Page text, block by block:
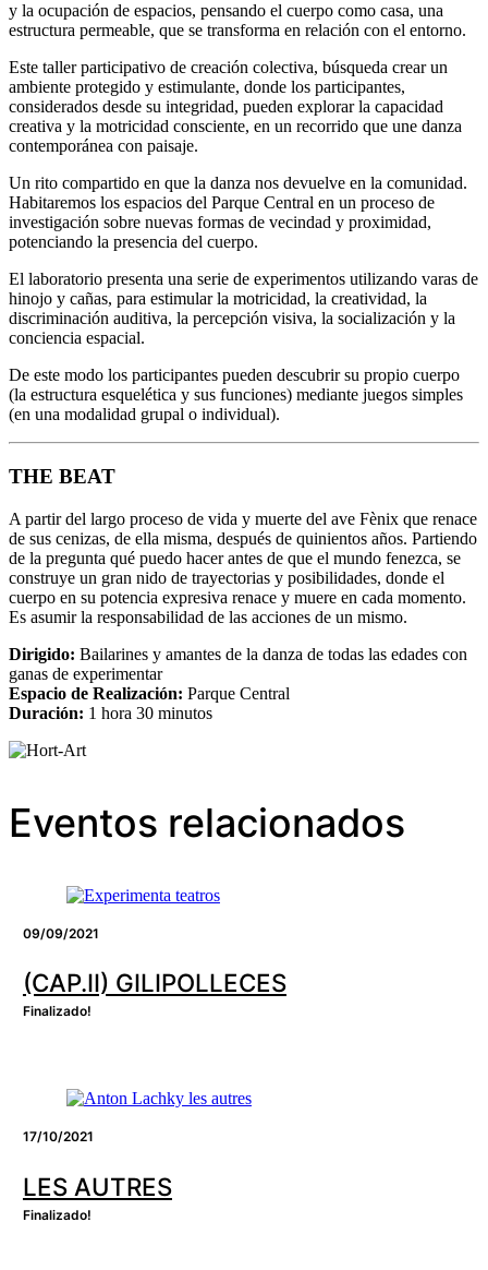
y la ocupación de espacios, pensando el cuerpo como casa, una
estructura permeable, que se transforma en relación con el entorno.
Este taller participativo de creación colectiva, búsqueda crear un
ambiente protegido y estimulante, donde los participantes,
considerados desde su integridad, pueden explorar la capacidad
creativa y la motricidad consciente, en un recorrido que une danza
contemporánea con paisaje.
Un rito compartido en que la danza nos devuelve en la comunidad.
Habitaremos los espacios del Parque Central en un proceso de
investigación sobre nuevas formas de vecindad y proximidad,
potenciando la presencia del cuerpo.
El laboratorio presenta una serie de experimentos utilizando varas de
hinojo y cañas, para estimular la motricidad, la creatividad, la
discriminación auditiva, la percepción visiva, la socialización y la
conciencia espacial.
De este modo los participantes pueden descubrir su propio cuerpo
(la estructura esquelética y sus funciones) mediante juegos simples
(en una modalidad grupal o individual).
THE BEAT
A partir del largo proceso de vida y muerte del ave Fènix que renace
de sus cenizas, de ella misma, después de quinientos años. Partiendo
de la pregunta qué puedo hacer antes de que el mundo fenezca, se
construye un gran nido de trayectorias y posibilidades, donde el
cuerpo en su potencia expresiva renace y muere en cada momento.
Es asumir la responsabilidad de las acciones de un mismo.
Dirigido: Bailarines y amantes de la danza de todas las edades con
ganas de experimentar
Espacio de Realización: Parque Central
Duración: 1 hora 30 minutos
Eventos relacionados
09/09/2021
(CAP.II) GILIPOLLECES
Finalizado!
17/10/2021
LES AUTRES
Finalizado!